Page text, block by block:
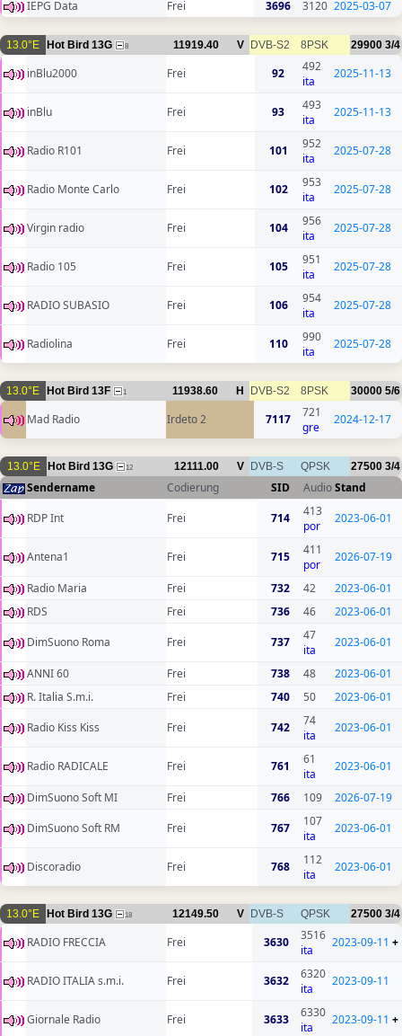
IEPG Data Frei 3696 3120 2025-03-07
13.0°E Hot Bird 13G 8 11919.40 V DVB-S2 8PSK 29900 3/4
inBlu2000 Frei 92
492
ita
2025-11-13
inBlu Frei 93
493
ita
2025-11-13
Radio R101 Frei 101
952
ita
2025-07-28
Radio Monte Carlo Frei 102
953
ita
2025-07-28
Virgin radio Frei 104
956
ita
2025-07-28
Radio 105 Frei 105
951
ita
2025-07-28
RADIO SUBASIO Frei 106
954
ita
2025-07-28
Radiolina Frei 110
990
ita
2025-07-28
13.0°E Hot Bird 13F 1 11938.60 H DVB-S2 8PSK 30000 5/6
Mad Radio Irdeto 2 7117
721
gre
2024-12-17
13.0°E Hot Bird 13G 12 12111.00 V DVB-S QPSK 27500 3/4
Sendername Codierung SID AudioStand
RDP Int
Frei 714
413
por
2023-06-01
Antena1 Frei 715
411
por
2026-07-19
Radio Maria Frei 732 42
2023-06-01
RDS
Frei 736 46
2023-06-01
DimSuono Roma
Frei 737
47
ita
2023-06-01
ANNI 60 Frei 738 48
2023-06-01
R. Italia S.m.i.
Frei 740 50
2023-06-01
Radio Kiss Kiss
Frei 742
74
ita
2023-06-01
Radio RADICALE Frei 761
61
ita
2023-06-01
DimSuono Soft MI Frei 766 109
2026-07-19
DimSuono Soft RM
Frei 767
107
ita
2023-06-01
Discoradio Frei 768
112
ita
2023-06-01
13.0°E Hot Bird 13G 18 12149.50 V DVB-S QPSK 27500 3/4
RADIO FRECCIA Frei 3630
3516
ita
2023-09-11 +
RADIO ITALIA s.m.i. Frei 3632
6320
ita
2023-09-11
Giornale Radio Frei 3633
6330
ita
2023-09-11 +